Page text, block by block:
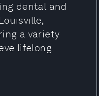
dental and
a variety
lifelong